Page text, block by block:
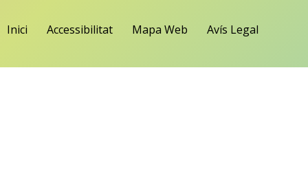
Inici Accessibilitat Mapa Web Avís Legal